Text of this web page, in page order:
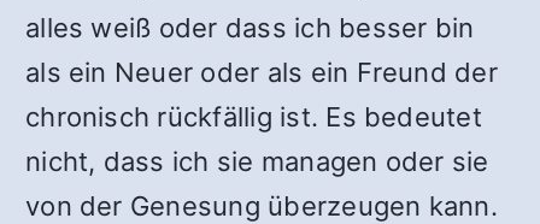
alles weiß oder dass ich besser bin
als ein Neuer oder als ein Freund der
chronisch rückfällig ist. Es bedeutet
nicht, dass ich sie managen oder sie
von der Genesung überzeugen kann.